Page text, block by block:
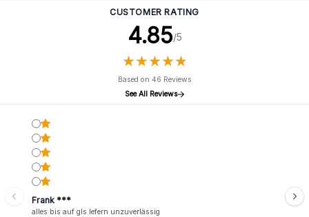
CUSTOMER RATING
4.85/5
★★★★★
★★★★★
Based on 46 Reviews
See All Reviews
Frank ***
alles bis auf gls lefern unzuverlässig